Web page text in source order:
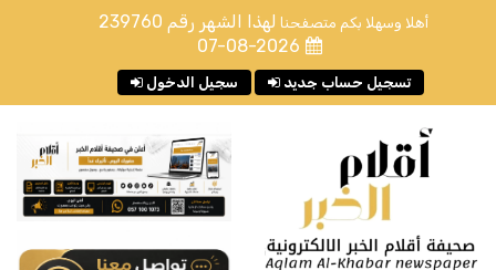
أهلا وسهلا بكم متصفحنا لهذا الشهر رقم 239760
07-08-2026
سجيل الدخول تسجيل حساب جديد